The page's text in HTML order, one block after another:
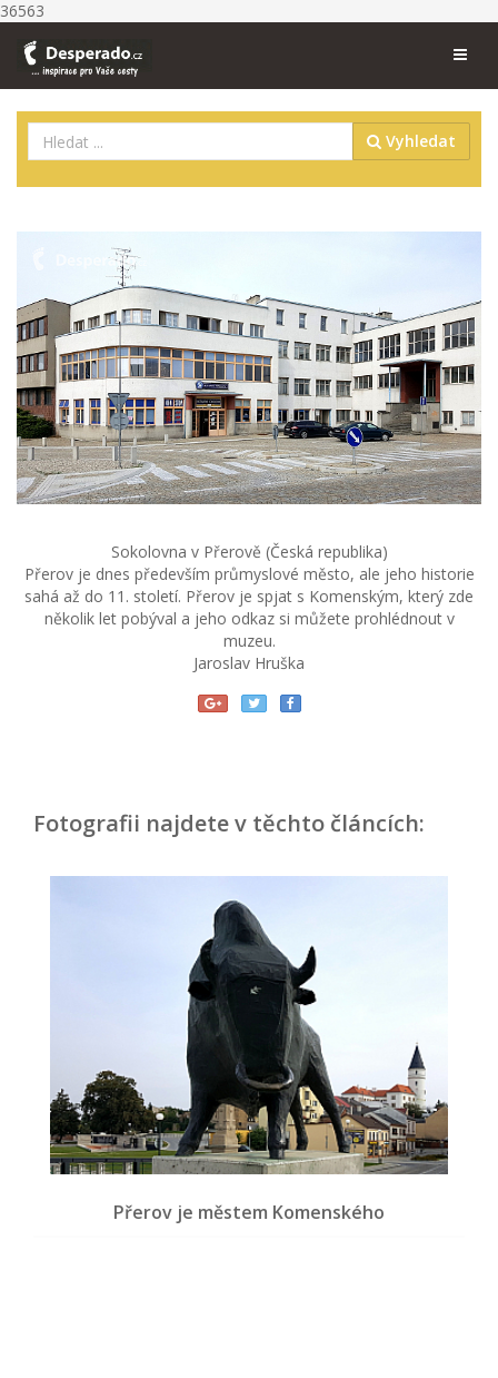
36563
Vyhledat
Sokolovna v Přerově (Česká republika)
Přerov je dnes především průmyslové město, ale jeho historie
sahá až do 11. století. Přerov je spjat s Komenským, který zde
několik let pobýval a jeho odkaz si můžete prohlédnout v
muzeu.
Jaroslav Hruška
Fotografii najdete v těchto článcích:
Přerov je městem Komenského